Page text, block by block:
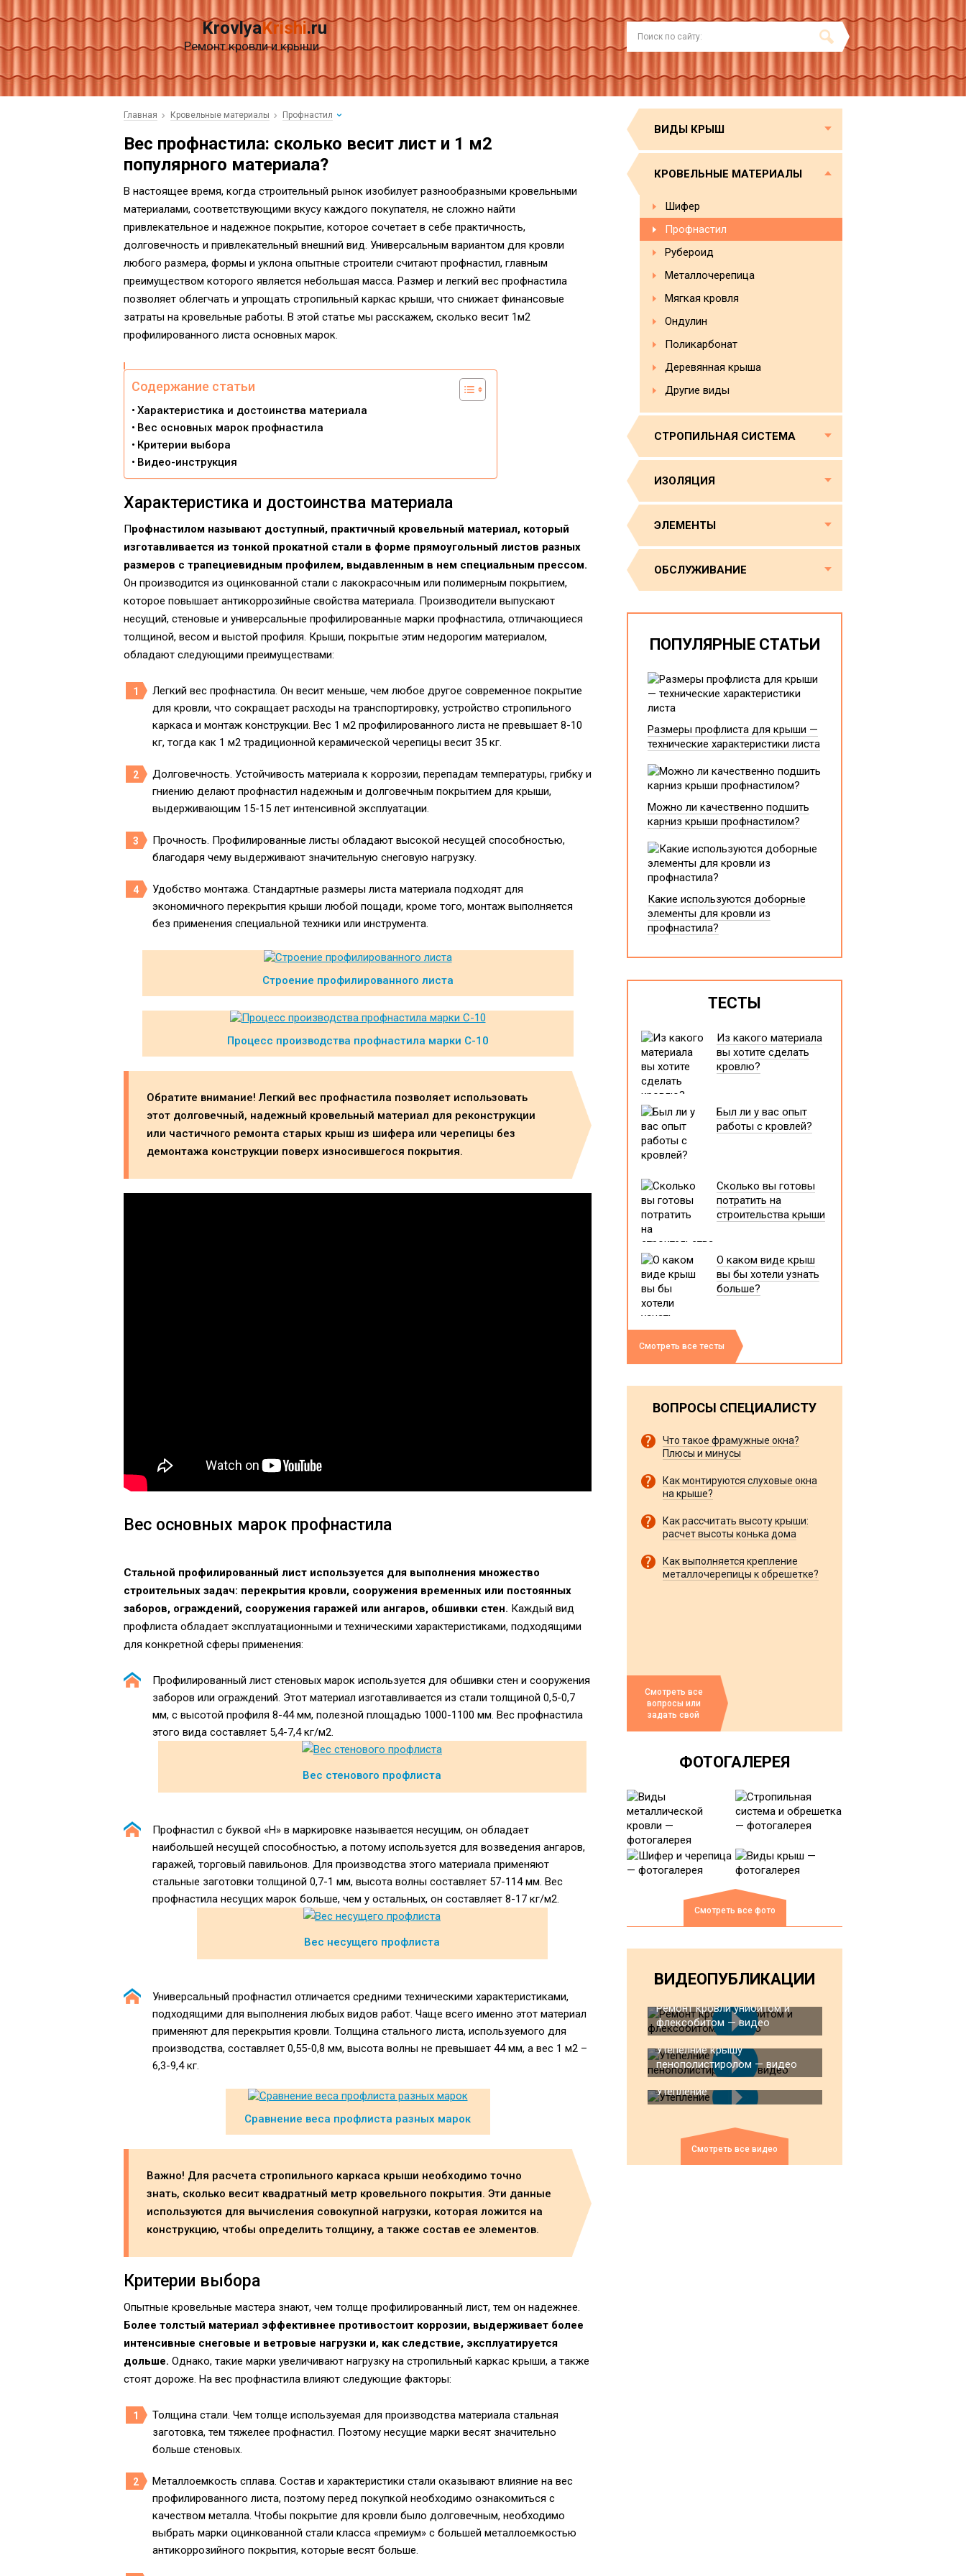
KrovlyaKrishi.ru
Ремонт кровли и крыши
Главная Кровельные материалы Профнастил
Вес профнастила: сколько весит лист и 1 м2
популярного материала?
В настоящее время, когда строительный рынок изобилует разнообразными кровельными
материалами, соответствующими вкусу каждого покупателя, не сложно найти
привлекательное и надежное покрытие, которое сочетает в себе практичность,
долговечность и привлекательный внешний вид. Универсальным вариантом для кровли
любого размера, формы и уклона опытные строители считают профнастил, главным
преимуществом которого является небольшая масса. Размер и легкий вес профнастила
позволяет облегчать и упрощать стропильный каркас крыши, что снижает финансовые
затраты на кровельные работы. В этой статье мы расскажем, сколько весит 1м2
профилированного листа основных марок.
Содержание статьи
Характеристика и достоинства материала
Вес основных марок профнастила
Критерии выбора
Видео-инструкция
Характеристика и достоинства материала
Профнастилом называют доступный, практичный кровельный материал, который
изготавливается из тонкой прокатной стали в форме прямоугольный листов разных
размеров с трапециевидным профилем, выдавленным в нем специальным прессом.
Он производится из оцинкованной стали с лакокрасочным или полимерным покрытием,
которое повышает антикоррозийные свойства материала. Производители выпускают
несущий, стеновые и универсальные профилированные марки профнастила, отличающиеся
толщиной, весом и выстой профиля. Крыши, покрытые этим недорогим материалом,
обладают следующими преимуществами:
Легкий вес профнастила. Он весит меньше, чем любое другое современное покрытие
для кровли, что сокращает расходы на транспортировку, устройство стропильного
каркаса и монтаж конструкции. Вес 1 м2 профилированного листа не превышает 8-10
кг, тогда как 1 м2 традиционной керамической черепицы весит 35 кг.
Долговечность. Устойчивость материала к коррозии, перепадам температуры, грибку и
гниению делают профнастил надежным и долговечным покрытием для крыши,
выдерживающим 15-15 лет интенсивной эксплуатации.
Прочность. Профилированные листы обладают высокой несущей способностью,
благодаря чему выдерживают значительную снеговую нагрузку.
Удобство монтажа. Стандартные размеры листа материала подходят для
экономичного перекрытия крыши любой пощади, кроме того, монтаж выполняется
без применения специальной техники или инструмента.
Строение профилированного листа
Процесс производства профнастила марки С-10
Обратите внимание! Легкий вес профнастила позволяет использовать
этот долговечный, надежный кровельный материал для реконструкции
или частичного ремонта старых крыш из шифера или черепицы без
демонтажа конструкции поверх износившегося покрытия.
Вес основных марок профнастила
Стальной профилированный лист используется для выполнения множество
строительных задач: перекрытия кровли, сооружения временных или постоянных
заборов, ограждений, сооружения гаражей или ангаров, обшивки стен. Каждый вид
профлиста обладает эксплуатационными и техническими характеристиками, подходящими
для конкретной сферы применения:
Профилированный лист стеновых марок используется для обшивки стен и сооружения
заборов или ограждений. Этот материал изготавливается из стали толщиной 0,5-0,7
мм, с высотой профиля 8-44 мм, полезной площадью 1000-1100 мм. Вес профнастила
этого вида составляет 5,4-7,4 кг/м2.
Вес стенового профлиста
Профнастил с буквой «Н» в маркировке называется несущим, он обладает
наибольшей несущей способностью, а потому используется для возведения ангаров,
гаражей, торговый павильонов. Для производства этого материала применяют
стальные заготовки толщиной 0,7-1 мм, высота волны составляет 57-114 мм. Вес
профнастила несущих марок больше, чем у остальных, он составляет 8-17 кг/м2.
Вес несущего профлиста
Универсальный профнастил отличается средними техническими характеристиками,
подходящими для выполнения любых видов работ. Чаще всего именно этот материал
применяют для перекрытия кровли. Толщина стального листа, используемого для
производства, составляет 0,55-0,8 мм, высота волны не превышает 44 мм, а вес 1 м2 –
6,3-9,4 кг.
Сравнение веса профлиста разных марок
Важно! Для расчета стропильного каркаса крыши необходимо точно
знать, сколько весит квадратный метр кровельного покрытия. Эти данные
используются для вычисления совокупной нагрузки, которая ложится на
конструкцию, чтобы определить толщину, а также состав ее элементов.
Критерии выбора
Опытные кровельные мастера знают, чем толще профилированный лист, тем он надежнее.
Более толстый материал эффективнее противостоит коррозии, выдерживает более
интенсивные снеговые и ветровые нагрузки и, как следствие, эксплуатируется
дольше. Однако, такие марки увеличивают нагрузку на стропильный каркас крыши, а также
стоят дороже. На вес профнастила влияют следующие факторы:
Толщина стали. Чем толще используемая для производства материала стальная
заготовка, тем тяжелее профнастил. Поэтому несущие марки весят значительно
больше стеновых.
Металлоемкость сплава. Состав и характеристики стали оказывают влияние на вес
профилированного листа, поэтому перед покупкой необходимо ознакомиться с
качеством металла. Чтобы покрытие для кровли было долговечным, необходимо
выбрать марки оцинкованной стали класса «премиум» с большей металлоемкостью
антикоррозийного покрытия, которые весят больше.
ВИДЫ КРЫШ
КРОВЕЛЬНЫЕ МАТЕРИАЛЫ
Шифер
Профнастил
Рубероид
Металлочерепица
Мягкая кровля
Ондулин
Поликарбонат
Деревянная крыша
Другие виды
СТРОПИЛЬНАЯ СИСТЕМА
ИЗОЛЯЦИЯ
ЭЛЕМЕНТЫ
ОБСЛУЖИВАНИЕ
ПОПУЛЯРНЫЕ СТАТЬИ
Размеры профлиста для крыши —
технические характеристики листа
Можно ли качественно подшить
карниз крыши профнастилом?
Какие используются доборные
элементы для кровли из
профнастила?
ТЕСТЫ
Из какого материала
вы хотите сделать
кровлю?
Был ли у вас опыт
работы с кровлей?
Сколько вы готовы
потратить на
строительства крыши
О каком виде крыш
вы бы хотели узнать
больше?
Смотреть все тесты
ВОПРОСЫ СПЕЦИАЛИСТУ
Что такое фрамужные окна?
Плюсы и минусы
Как монтируются слуховые окна
на крыше?
Как рассчитать высоту крыши:
расчет высоты конька дома
Как выполняется крепление
металлочерепицы к обрешетке?
Смотреть все
вопросы или
задать свой
ФОТОГАЛЕРЕЯ
Смотреть все фото
ВИДЕОПУБЛИКАЦИИ
Ремонт кровли унибитом и
флексобитом — видео
Утепелние крышу
пенополистиролом — видео
Утепление
Смотреть все видео